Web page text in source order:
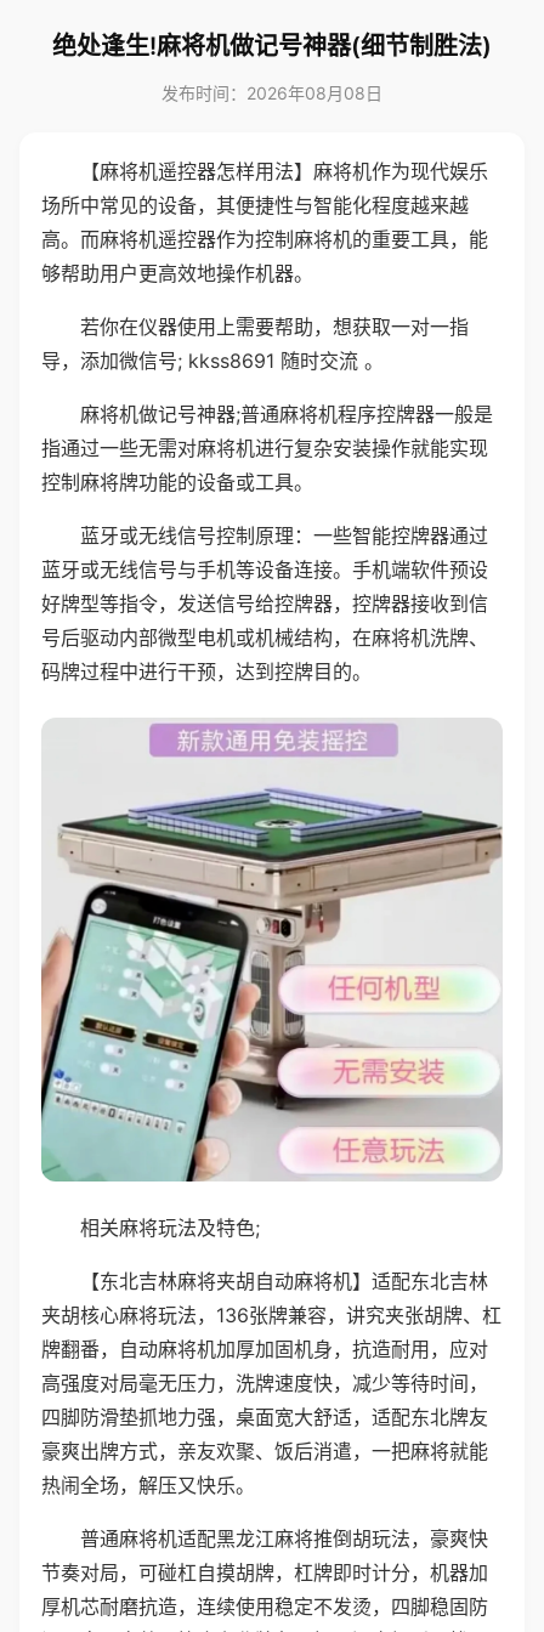
绝处逢生!麻将机做记号神器(细节制胜法)
发布时间：2026年08月08日
【麻将机遥控器怎样用法】麻将机作为现代娱乐
场所中常见的设备，其便捷性与智能化程度越来越
高。而麻将机遥控器作为控制麻将机的重要工具，能
够帮助用户更高效地操作机器。
若你在仪器使用上需要帮助，想获取一对一指
导，添加微信号; kkss8691 随时交流 。
麻将机做记号神器;普通麻将机程序控牌器一般是
指通过一些无需对麻将机进行复杂安装操作就能实现
控制麻将牌功能的设备或工具。
蓝牙或无线信号控制原理：一些智能控牌器通过
蓝牙或无线信号与手机等设备连接。手机端软件预设
好牌型等指令，发送信号给控牌器，控牌器接收到信
号后驱动内部微型电机或机械结构，在麻将机洗牌、
码牌过程中进行干预，达到控牌目的。
相关麻将玩法及特色;
【东北吉林麻将夹胡自动麻将机】适配东北吉林
夹胡核心麻将玩法，136张牌兼容，讲究夹张胡牌、杠
牌翻番，自动麻将机加厚加固机身，抗造耐用，应对
高强度对局毫无压力，洗牌速度快，减少等待时间，
四脚防滑垫抓地力强，桌面宽大舒适，适配东北牌友
豪爽出牌方式，亲友欢聚、饭后消遣，一把麻将就能
热闹全场，解压又快乐。
普通麻将机适配黑龙江麻将推倒胡玩法，豪爽快
节奏对局，可碰杠自摸胡牌，杠牌即时计分，机器加
厚机芯耐磨抗造，连续使用稳定不发烫，四脚稳固防